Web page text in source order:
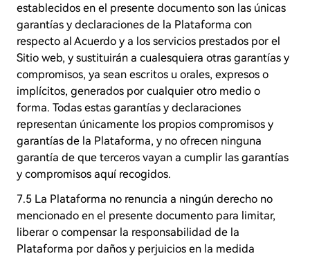
establecidos en el presente documento son las únicas
garantías y declaraciones de la Plataforma con
respecto al Acuerdo y a los servicios prestados por el
Sitio web, y sustituirán a cualesquiera otras garantías y
compromisos, ya sean escritos u orales, expresos o
implícitos, generados por cualquier otro medio o
forma. Todas estas garantías y declaraciones
representan únicamente los propios compromisos y
garantías de la Plataforma, y no ofrecen ninguna
garantía de que terceros vayan a cumplir las garantías
y compromisos aquí recogidos.
7.5 La Plataforma no renuncia a ningún derecho no
mencionado en el presente documento para limitar,
liberar o compensar la responsabilidad de la
Plataforma por daños y perjuicios en la medida